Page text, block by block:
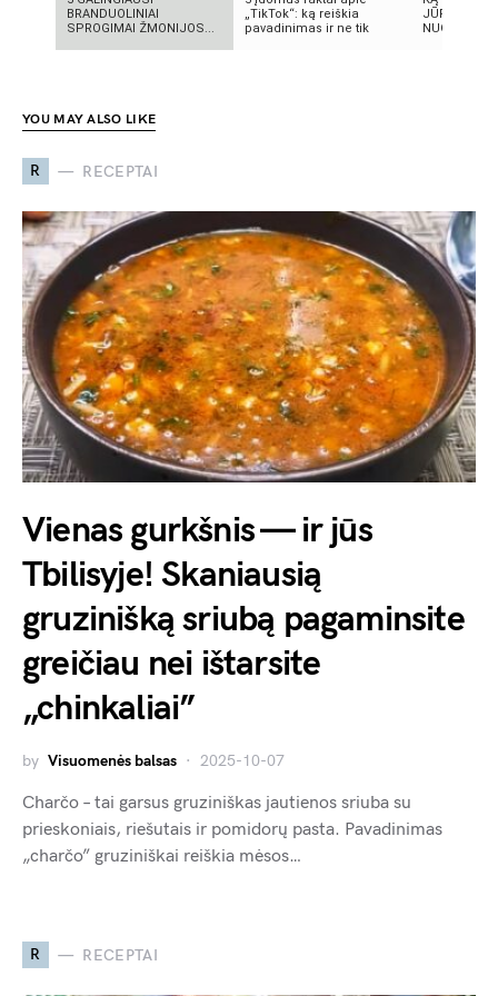
BRANDUOLINIAI
SPROGIMAI ŽMONIJOS...
„TikTok“: ką reiškia
pavadinimas ir ne tik
JŪRA? 5
YOU MAY ALSO LIKE
R RECEPTAI
Vienas gurkšnis — ir jūs
Tbilisyje! Skaniausią
gruzinišką sriubą pagaminsite
greičiau nei ištarsite
„chinkaliai”
by Visuomenės balsas 2025-10-07
Charčo – tai garsus gruziniškas jautienos sriuba su
prieskoniais, riešutais ir pomidorų pasta. Pavadinimas
„charčo” gruziniškai reiškia mėsos…
R RECEPTAI